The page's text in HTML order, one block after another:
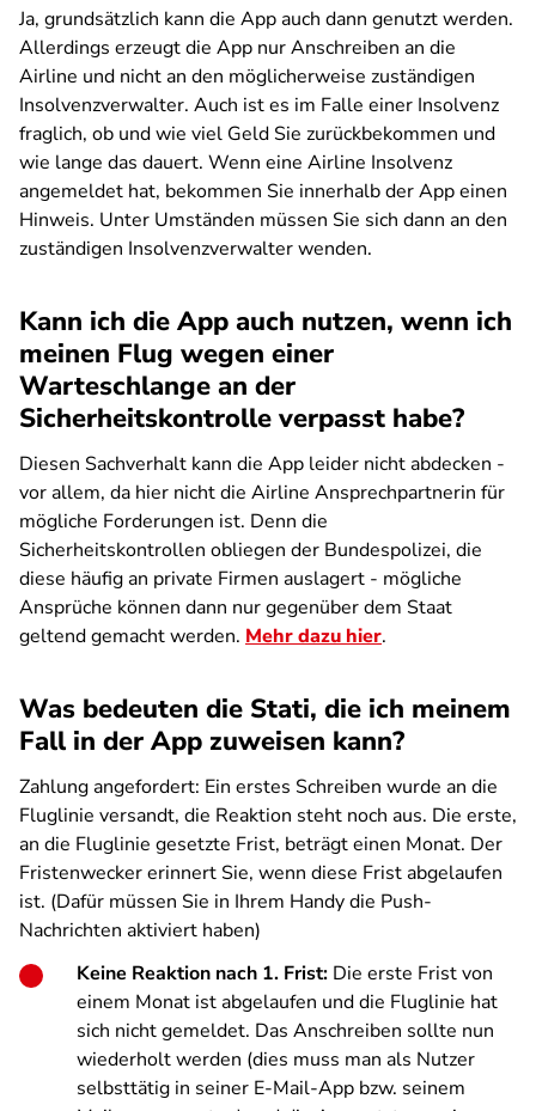
Ja, grundsätzlich kann die App auch dann genutzt werden.
Allerdings erzeugt die App nur Anschreiben an die
Airline und nicht an den möglicherweise zuständigen
Insolvenzverwalter. Auch ist es im Falle einer Insolvenz
fraglich, ob und wie viel Geld Sie zurückbekommen und
wie lange das dauert. Wenn eine Airline Insolvenz
angemeldet hat, bekommen Sie innerhalb der App einen
Hinweis. Unter Umständen müssen Sie sich dann an den
zuständigen Insolvenzverwalter wenden.
Kann ich die App auch nutzen, wenn ich
meinen Flug wegen einer
Warteschlange an der
Sicherheitskontrolle verpasst habe?
Diesen Sachverhalt kann die App leider nicht abdecken -
vor allem, da hier nicht die Airline Ansprechpartnerin für
mögliche Forderungen ist. Denn die
Sicherheitskontrollen obliegen der Bundespolizei, die
diese häufig an private Firmen auslagert - mögliche
Ansprüche können dann nur gegenüber dem Staat
geltend gemacht werden. Mehr dazu hier.
Was bedeuten die Stati, die ich meinem
Fall in der App zuweisen kann?
Zahlung angefordert: Ein erstes Schreiben wurde an die
Fluglinie versandt, die Reaktion steht noch aus. Die erste,
an die Fluglinie gesetzte Frist, beträgt einen Monat. Der
Fristenwecker erinnert Sie, wenn diese Frist abgelaufen
ist. (Dafür müssen Sie in Ihrem Handy die Push-
Nachrichten aktiviert haben)
Keine Reaktion nach 1. Frist: Die erste Frist von
einem Monat ist abgelaufen und die Fluglinie hat
sich nicht gemeldet. Das Anschreiben sollte nun
wiederholt werden (dies muss man als Nutzer
selbsttätig in seiner E-Mail-App bzw. seinem